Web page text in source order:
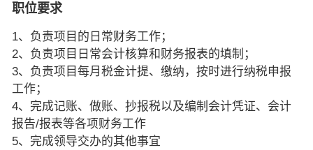
职位要求
1、负责项目的日常财务工作；
2、负责项目日常会计核算和财务报表的填制；
3、负责项目每月税金计提、缴纳，按时进行纳税申报
工作；
4、完成记账、做账、抄报税以及编制会计凭证、会计
报告/报表等各项财务工作
5、完成领导交办的其他事宜